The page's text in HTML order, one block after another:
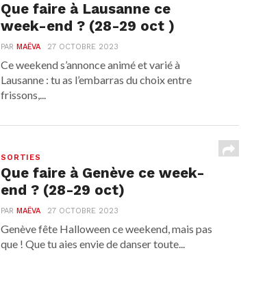
Que faire à Lausanne ce
week-end ? (28-29 oct )
PARMAËVA 27 OCTOBRE 2023
Ce weekend s’annonce animé et varié à
Lausanne : tu as l’embarras du choix entre
frissons,...
SORTIES
Que faire à Genève ce week-
end ? (28-29 oct)
PARMAËVA 27 OCTOBRE 2023
Genève fête Halloween ce weekend, mais pas
que ! Que tu aies envie de danser toute...